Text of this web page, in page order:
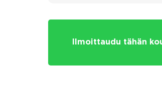
Ilmoittaudu tähän